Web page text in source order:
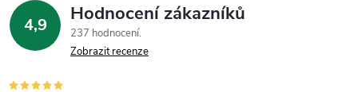
d
a
c
4,9 Hodnocení zákazníků
237 hodnocení
Zobrazit recenze